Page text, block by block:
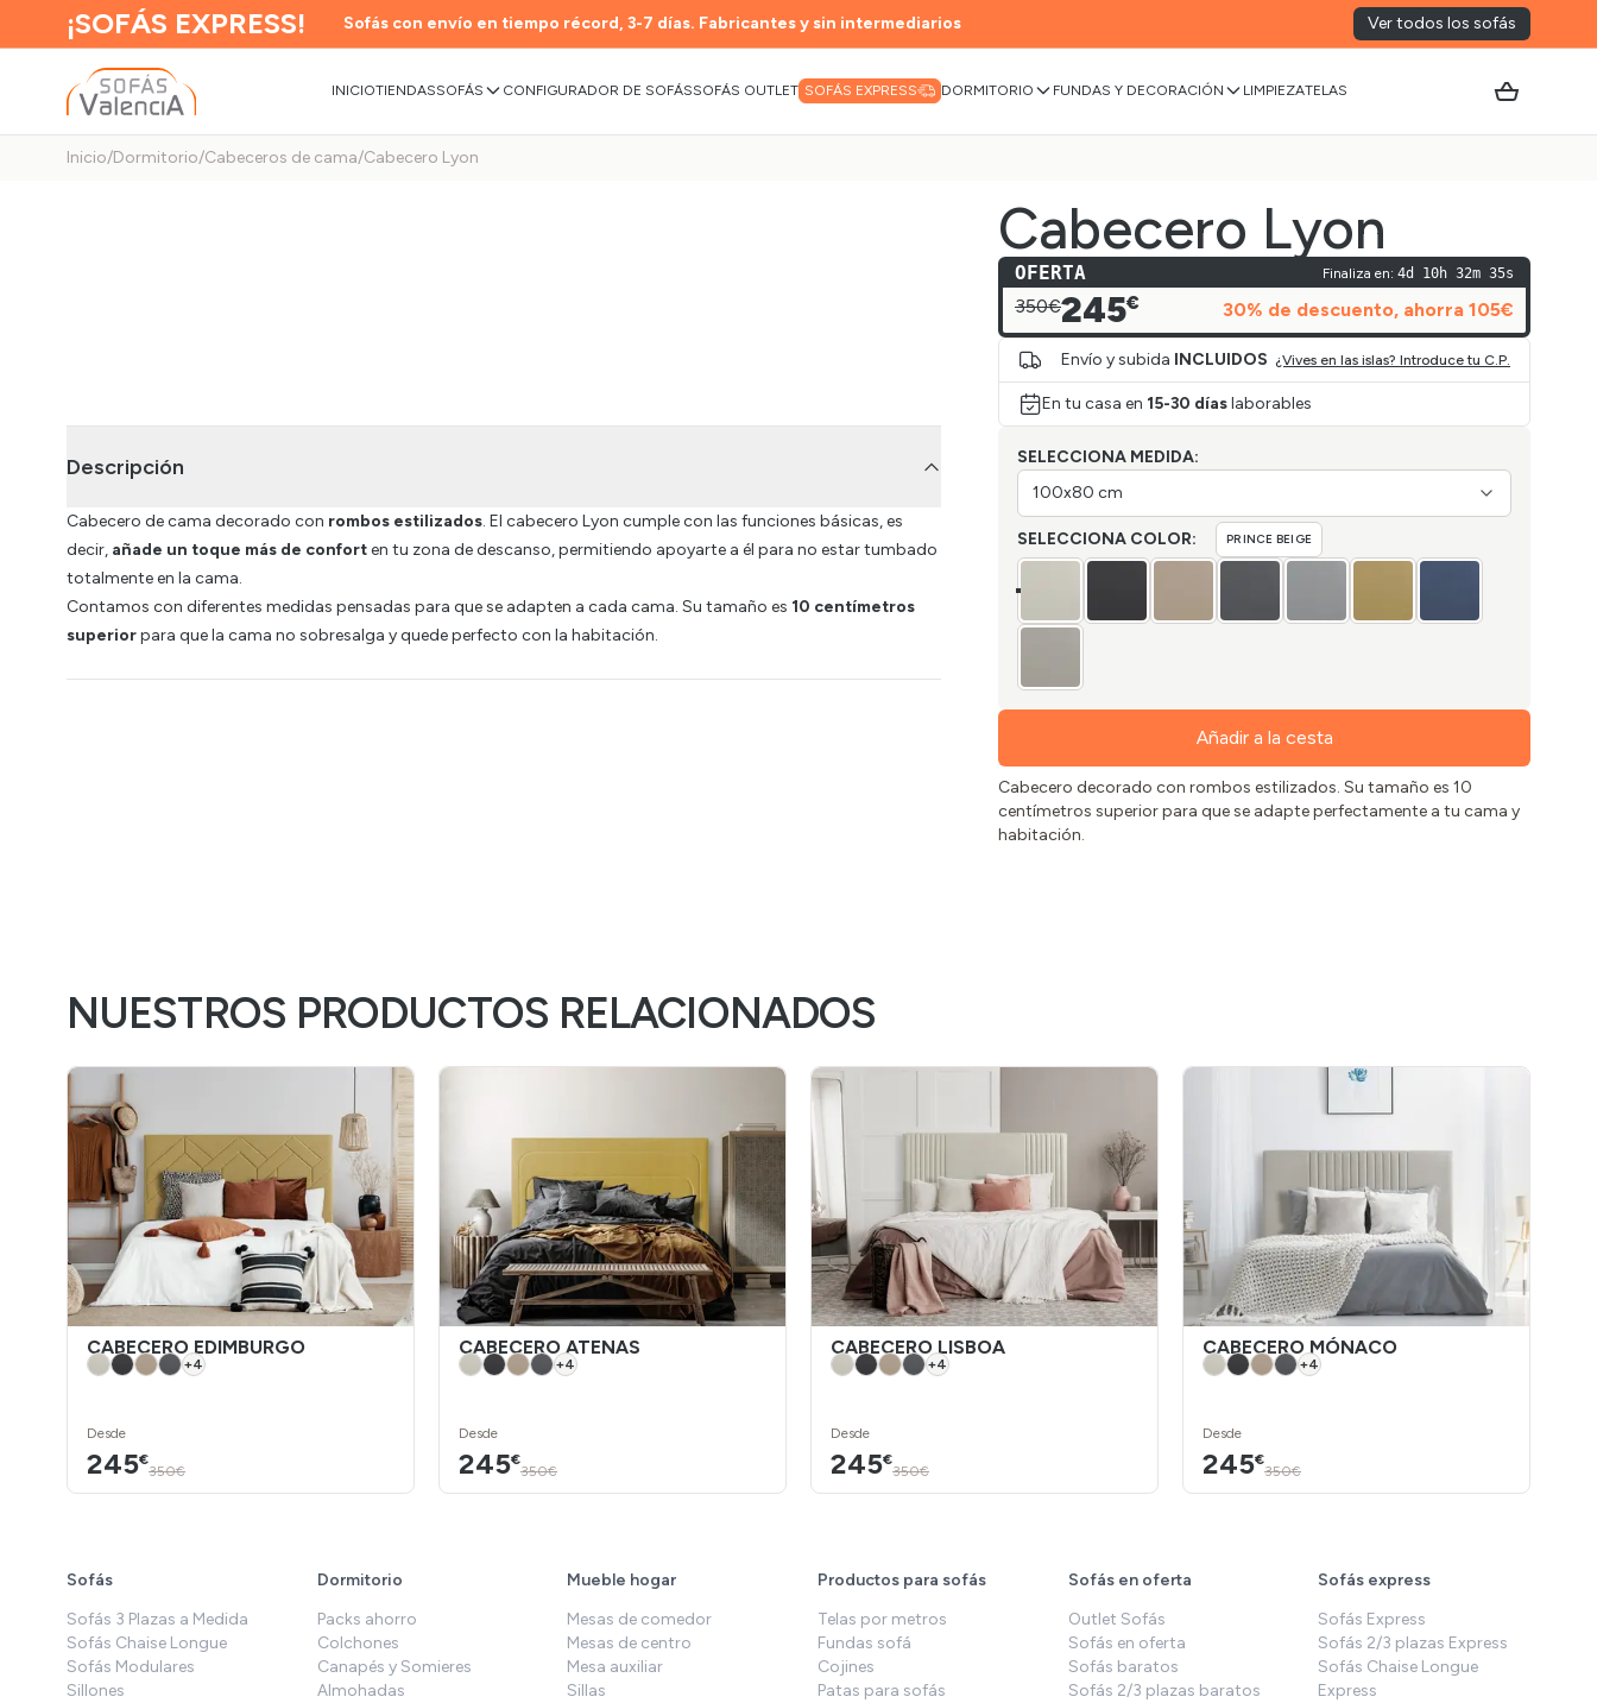
¡SOFÁS EXPRESS! Sofás con envío en tiempo récord, 3-7 días. Fabricantes y sin intermediarios Ver todos los sofás
INICIOTIENDASSOFÁS CONFIGURADOR DE SOFÁSSOFÁS OUTLET SOFÁS EXPRESS DORMITORIO FUNDAS Y DECORACIÓN LIMPIEZATELAS
Inicio/Dormitorio/Cabeceros de cama/Cabecero Lyon
Cabecero Lyon
OFERTA Finaliza en: 4d 10h 32m 35s
350€245€ 30% de descuento, ahorra 105€
Envío y subida INCLUIDOS ¿Vives en las islas? Introduce tu C.P.
En tu casa en 15-30 díaslaborables
SELECCIONA MEDIDA:
100x80 cm
SELECCIONA COLOR: PRINCE BEIGE
Añadir a la cesta
Cabecero decorado con rombos estilizados. Su tamaño es 10
centímetros superior para que se adapte perfectamente a tu cama y
habitación.
Descripción
Cabecero de cama decorado con rombos estilizados. El cabecero Lyon cumple con las funciones básicas, es
decir, añade un toque más de conforten tu zona de descanso, permitiendo apoyarte a él para no estar tumbado
totalmente en la cama.
Contamos con diferentes medidas pensadas para que se adapten a cada cama. Su tamaño es 10 centímetros
superiorpara que la cama no sobresalga y quede perfecto con la habitación.
NUESTROS PRODUCTOS RELACIONADOS
CABECERO EDIMBURGO
+4
Desde
245€
350€
CABECERO ATENAS
+4
Desde
245€
350€
CABECERO LISBOA
+4
Desde
245€
350€
CABECERO MÓNACO
+4
Desde
245€
350€
Sofás
Sofás 3 Plazas a Medida
Sofás Chaise Longue
Sofás Modulares
Sillones
Dormitorio
Packs ahorro
Colchones
Canapés y Somieres
Almohadas
Mueble hogar
Mesas de comedor
Mesas de centro
Mesa auxiliar
Sillas
Productos para sofás
Telas por metros
Fundas sofá
Cojines
Patas para sofás
Sofás en oferta
Outlet Sofás
Sofás en oferta
Sofás baratos
Sofás 2/3 plazas baratos
Sofás express
Sofás Express
Sofás 2/3 plazas Express
Sofás Chaise Longue
Express